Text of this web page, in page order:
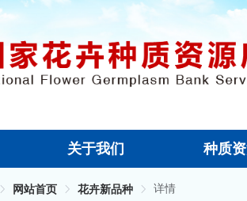
关于我们 种质
网站首页 花卉新品种 详情